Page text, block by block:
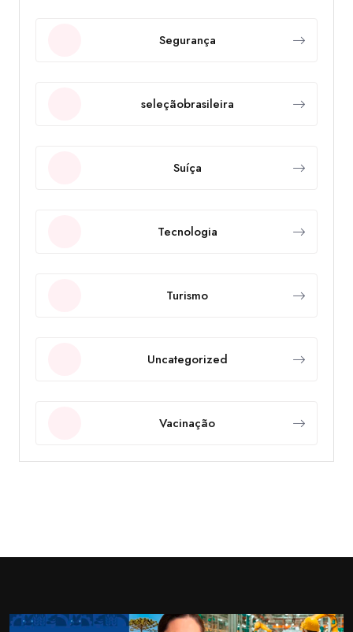
Segurança
seleçãobrasileira
Suíça
Tecnologia
Turismo
Uncategorized
Vacinação